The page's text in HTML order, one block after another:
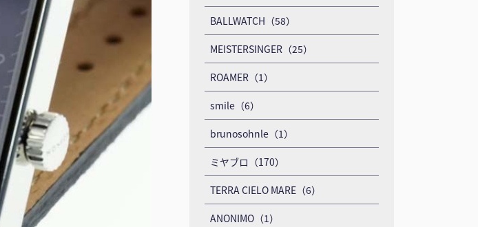
BALLWATCH（58）
MEISTERSINGER（25）
ROAMER（1）
smile（6）
brunosohnle（1）
ミヤブロ（170）
TERRA CIELO MARE（6）
ANONIMO（1）